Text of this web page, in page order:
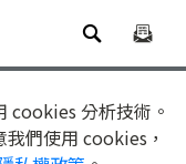
cookies 分析技術。
們使用 cookies，